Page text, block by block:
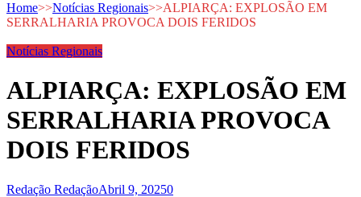
Home>>Notícias Regionais>>ALPIARÇA: EXPLOSÃO EM
SERRALHARIA PROVOCA DOIS FERIDOS
Notícias Regionais
ALPIARÇA: EXPLOSÃO EM
SERRALHARIA PROVOCA
DOIS FERIDOS
Redação RedaçãoAbril 9, 20250